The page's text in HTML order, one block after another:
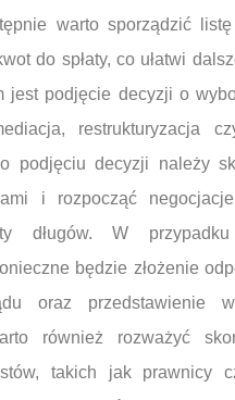
warto sporządzić
do spłaty, co ułatwi
jest podjęcie decyzji o
restrukturyzacja
podjęciu decyzji należy
i rozpocząć
długów. W przypadku
będzie złożenie
oraz przedstawienie
również rozważyć
takich jak prawnicy